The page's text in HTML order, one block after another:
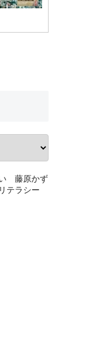
藤原かず
テラシー